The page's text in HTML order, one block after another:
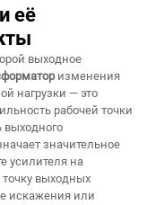
её
выходное
изменения
нагрузки — это
рабочей точки
выходного
значительное
усилителя на
выходных
искажения или